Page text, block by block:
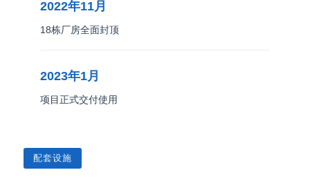
2022年11月
18栋厂房全面封顶
2023年1月
项目正式交付使用
配套设施